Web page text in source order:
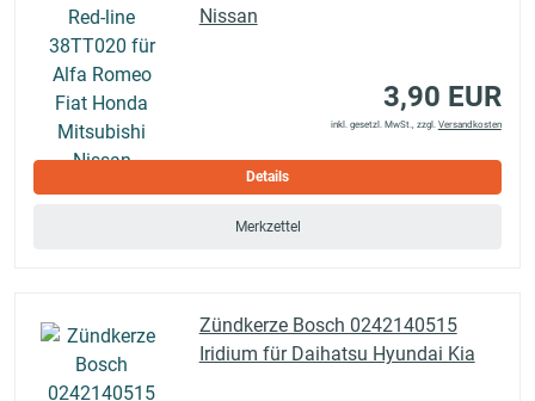
Nissan
3,90 EUR
inkl. gesetzl. MwSt., zzgl. Versandkosten
Details
Merkzettel
Zündkerze Bosch 0242140515
Iridium für Daihatsu Hyundai Kia